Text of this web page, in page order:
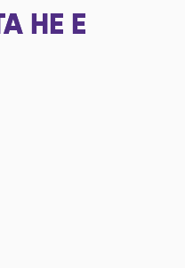
НЕ Е